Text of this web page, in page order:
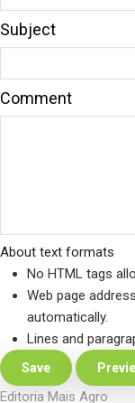
Subject
Comment
About text formats
No HTML tags
Web page
automatically.
Lines and
Editoria Mais Agro